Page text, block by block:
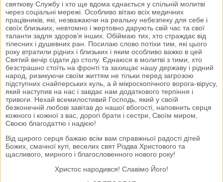
святкову Службу і хто ще вдома єднається у спільній молитві
через соціальні мережі. Особливо вітаю всіх медичних
працівників, які, незважаючи на реальну небезпеку для себе і
своїх близьких, невтомно і жертовно дарують свій час та свої
таланти задля здоров’я інших. Обіймаю тих, хто страждає від
тілесних і душевних ран. Посилаю слово потіхи тим, які цього
року втратили рідних і близьких і яким особливо важко в цей
Святий вечір сідати до столу. Єднаюся в молитві з тими, хто
безстрашно стоїть на фронті та захищає нашу державу і рідний
народ, ризикуючи своїм життям не тільки перед загрозою
підступних снайперських куль, а й мікроскопічного ворога-вірусу,
який наступив на нас і завдає нам додаткового терпіння і
тривоги. Нехай всемилостивий Господь, який у своїй
безконечній любові завітав до нашої вбогості, наповнить серця
кожного і кожної з вас, дорогі брати і сестри, Своїм миром,
Своєю благодаттю і надією!
Від щирого серця бажаю всім вам справжньої радості дітей
Божих, смачної куті, веселих свят Різдва Христового та
щасливого, мирного і благословенного нового року!
Христос народився! Славімо Його!